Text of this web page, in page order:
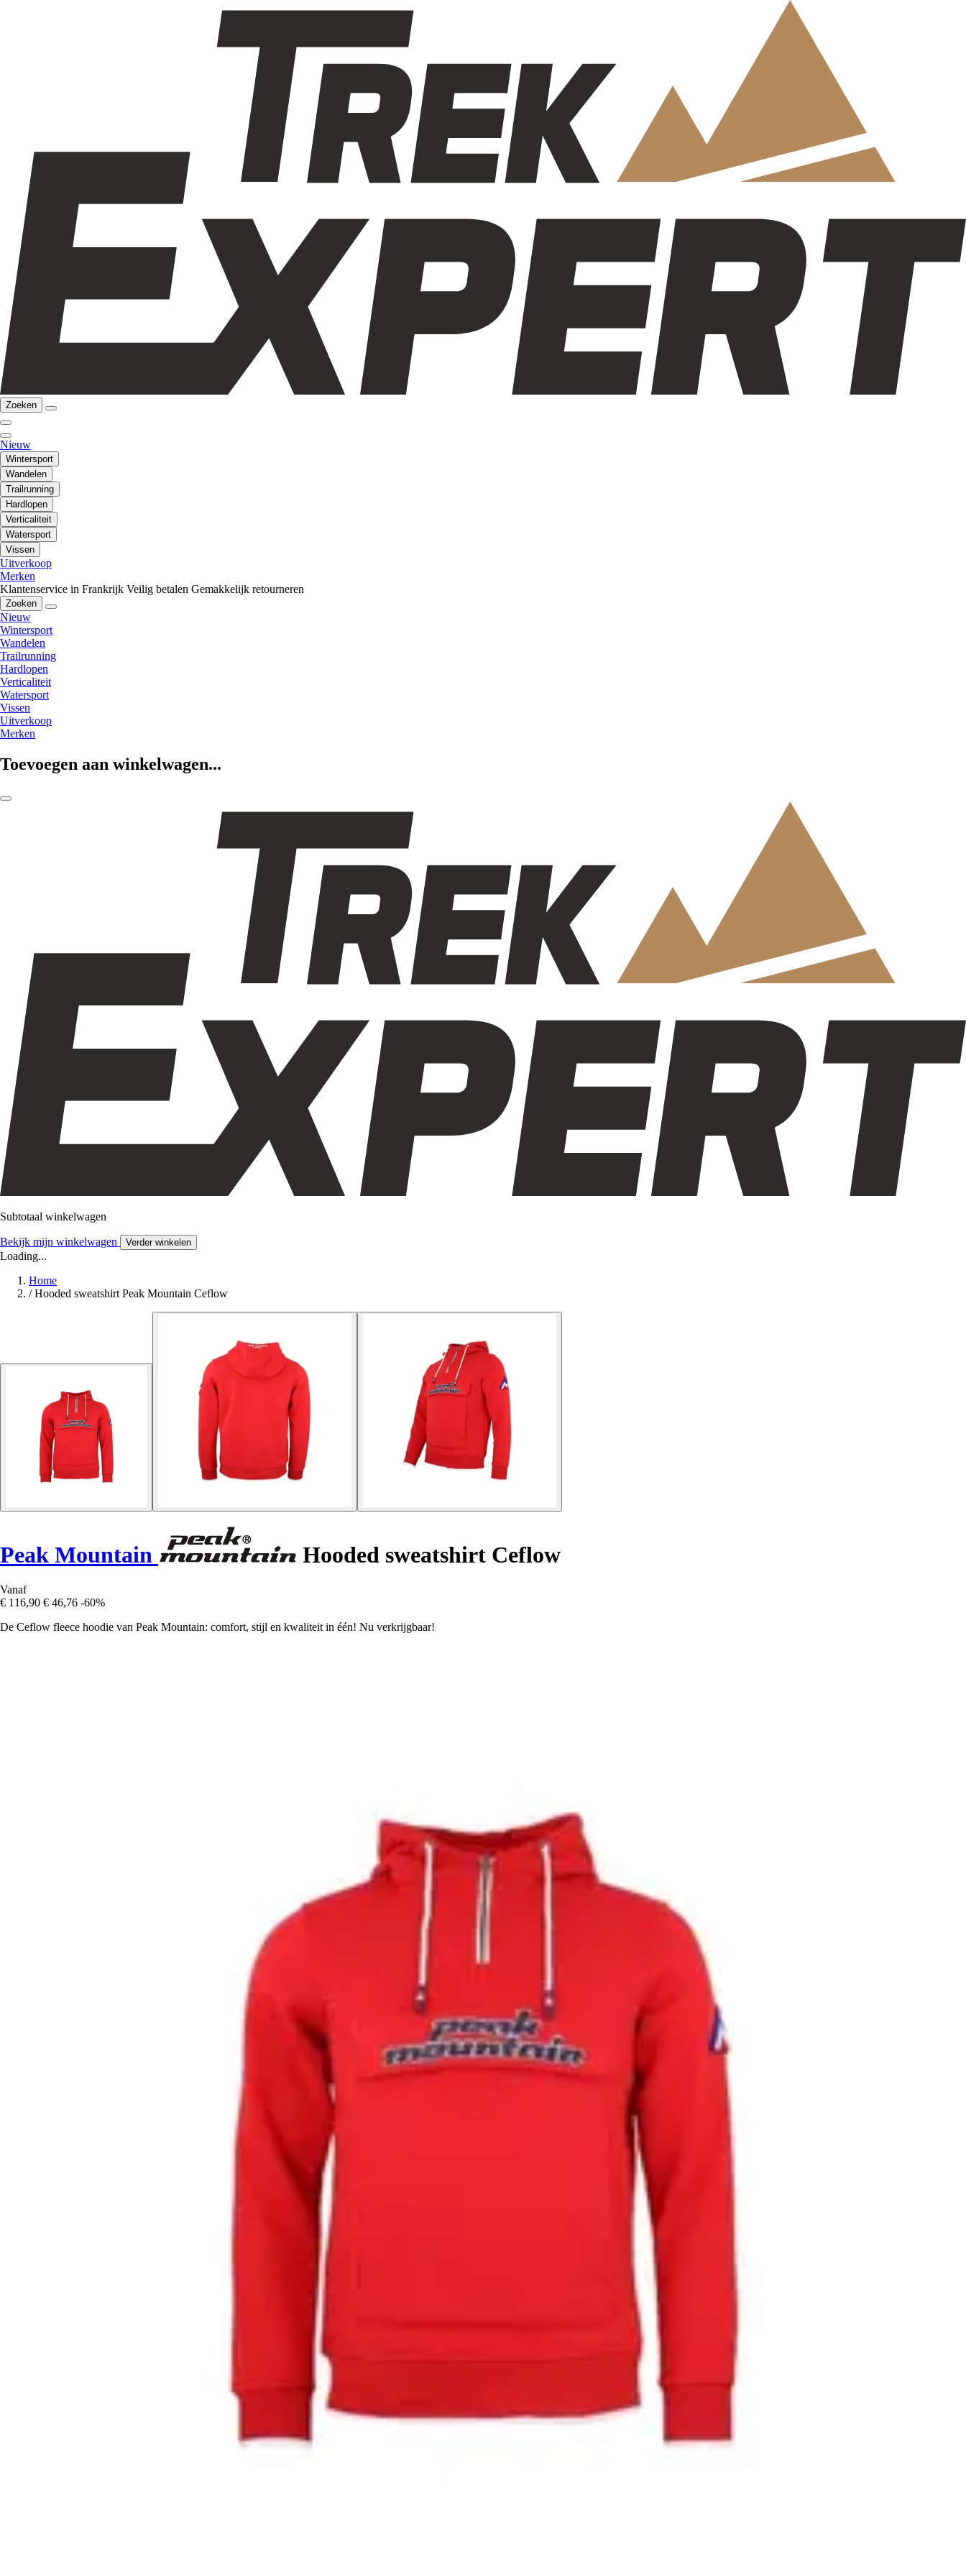
Zoeken
Nieuw
Wintersport
Wandelen
Trailrunning
Hardlopen
Verticaliteit
Watersport
Vissen
Uitverkoop
Merken
Klantenservice in Frankrijk Veilig betalen Gemakkelijk retourneren
Zoeken
Nieuw
Wintersport
Wandelen
Trailrunning
Hardlopen
Verticaliteit
Watersport
Vissen
Uitverkoop
Merken
Toevoegen aan winkelwagen...
Subtotaal winkelwagen
Bekijk mijn winkelwagen Verder winkelen
Loading...
Home
/ Hooded sweatshirt Peak Mountain Ceflow
Peak Mountain Hooded sweatshirt Ceflow
Vanaf
€ 116,90 € 46,76 -60%
De Ceflow fleece hoodie van Peak Mountain: comfort, stijl en kwaliteit in één! Nu verkrijgbaar!